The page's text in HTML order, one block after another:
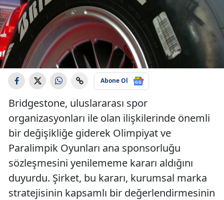
Abone Ol
Bridgestone, uluslararası spor
organizasyonları ile olan ilişkilerinde önemli
bir değişikliğe giderek Olimpiyat ve
Paralimpik Oyunları ana sponsorluğu
sözleşmesini yenilememe kararı aldığını
duyurdu. Şirket, bu kararı, kurumsal marka
stratejisinin kapsamlı bir değerlendirmesinin